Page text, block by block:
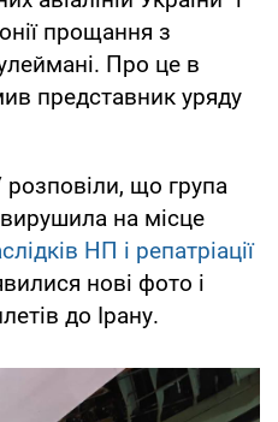
прощання з
Про це в
представник уряду
що група
вирушила на місце
НП і репатріації
нові фото і
до Ірану.